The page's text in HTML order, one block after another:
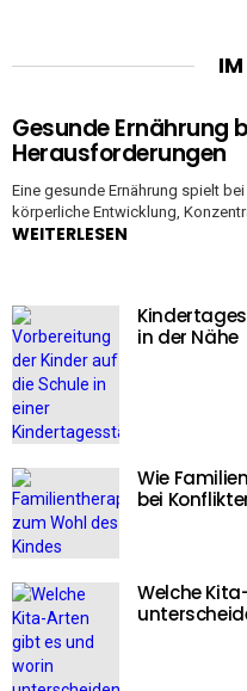
IM
Gesunde Ernährung
Herausforderungen
Eine gesunde Ernährung spielt
körperliche Entwicklung,
WEITERLESEN
in der Nähe
Wie
bei
Welche